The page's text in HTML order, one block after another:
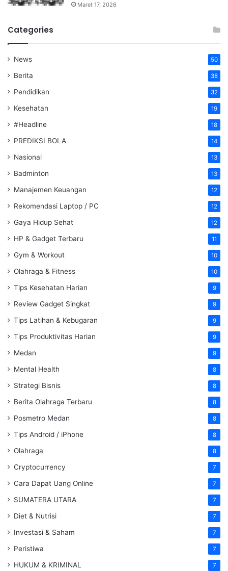
Maret 17, 2026
Categories
News 50
Berita 38
Pendidikan 32
Kesehatan 19
#Headline 18
PREDIKSI BOLA 14
Nasional 13
Badminton 13
Manajemen Keuangan 12
Rekomendasi Laptop / PC 12
Gaya Hidup Sehat 12
HP & Gadget Terbaru 11
Gym & Workout 10
Olahraga & Fitness 10
Tips Kesehatan Harian 9
Review Gadget Singkat 9
Tips Latihan & Kebugaran 9
Tips Produktivitas Harian 9
Medan 9
Mental Health 8
Strategi Bisnis 8
Berita Olahraga Terbaru 8
Posmetro Medan 8
Tips Android / iPhone 8
Olahraga 8
Cryptocurrency 7
Cara Dapat Uang Online 7
SUMATERA UTARA 7
Diet & Nutrisi 7
Investasi & Saham 7
Peristiwa 7
HUKUM & KRIMINAL 7